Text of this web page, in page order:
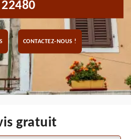
22480
CONTACTEZ-NOUS !
gratuit